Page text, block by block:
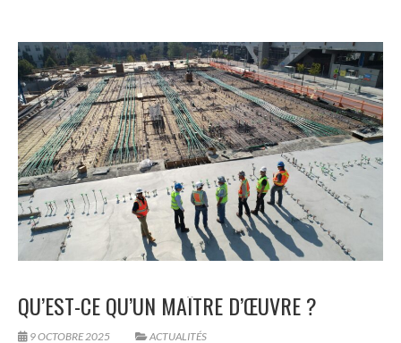
QU’EST-CE QU’UN MAÎTRE D’ŒUVRE ?
9 OCTOBRE 2025 ACTUALITÉS